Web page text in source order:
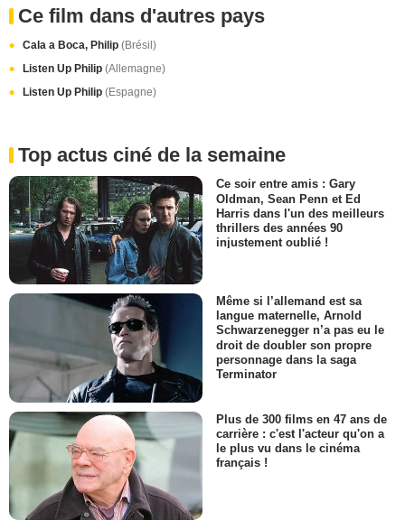
Ce film dans d'autres pays
Cala a Boca, Philip (Brésil)
Listen Up Philip (Allemagne)
Listen Up Philip (Espagne)
Top actus ciné de la semaine
Ce soir entre amis : Gary
Oldman, Sean Penn et Ed
Harris dans l'un des meilleurs
thrillers des années 90
injustement oublié !
Même si l’allemand est sa
langue maternelle, Arnold
Schwarzenegger n’a pas eu le
droit de doubler son propre
personnage dans la saga
Terminator
Plus de 300 films en 47 ans de
carrière : c'est l'acteur qu'on a
le plus vu dans le cinéma
français !